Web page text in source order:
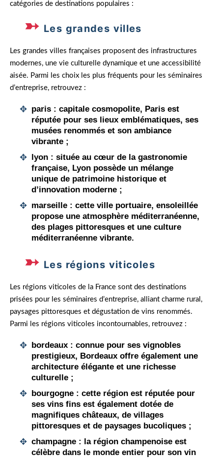
catégories de destinations populaires :
Les grandes villes
Les grandes villes françaises proposent des infrastructures
modernes, une vie culturelle dynamique et une accessibilité
aisée. Parmi les choix les plus fréquents pour les séminaires
d’entreprise, retrouvez :
paris : capitale cosmopolite, Paris est
réputée pour ses lieux emblématiques, ses
musées renommés et son ambiance
vibrante ;
lyon : située au cœur de la gastronomie
française, Lyon possède un mélange
unique de patrimoine historique et
d’innovation moderne ;
marseille : cette ville portuaire, ensoleillée
propose une atmosphère méditerranéenne,
des plages pittoresques et une culture
méditerranéenne vibrante.
Les régions viticoles
Les régions viticoles de la France sont des destinations
prisées pour les séminaires d’entreprise, alliant charme rural,
paysages pittoresques et dégustation de vins renommés.
Parmi les régions viticoles incontournables, retrouvez :
bordeaux : connue pour ses vignobles
prestigieux, Bordeaux offre également une
architecture élégante et une richesse
culturelle ;
bourgogne : cette région est réputée pour
ses vins fins est également dotée de
magnifiques châteaux, de villages
pittoresques et de paysages bucoliques ;
champagne : la région champenoise est
célèbre dans le monde entier pour son vin